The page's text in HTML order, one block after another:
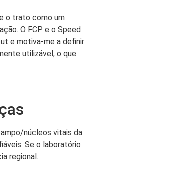
o trato como um
O FCP e o Speed
e motiva-me a definir
utilizável, o que
núcleos vitais da
Se o laboratório
regional.